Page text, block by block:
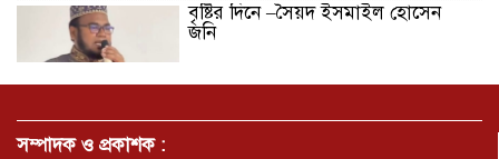
বৃষ্টির দিনে –সৈয়দ ইসমাইল হোসেন
জনি
জুলাই সনদ বাস্তবায়নের দাবিতে
সম্পাদক ও প্রকাশক :